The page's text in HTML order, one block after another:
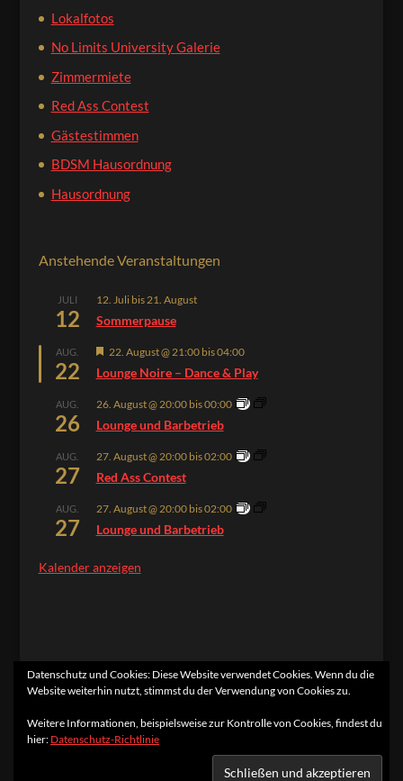
Lokalfotos
No Limits University Galerie
Zimmermiete
Red Ass Contest
Gästestimmen
BDSM Hausordnung
Hausordnung
Anstehende Veranstaltungen
JULI
12
12. Julibis21. August
Sommerpause
AUG.
22
Hervorgehoben
22. August @ 21:00bis04:00
Lounge Noire – Dance & Play
AUG.
26
26. August @ 20:00bis00:00
Lounge und Barbetrieb
AUG.
27
27. August @ 20:00bis02:00
Red Ass Contest
AUG.
27
27. August @ 20:00bis02:00
Lounge und Barbetrieb
Kalender anzeigen
Datenschutz und Cookies: Diese Website verwendet Cookies. Wenn du die
Website weiterhin nutzt, stimmst du der Verwendung von Cookies zu.
Weitere Informationen, beispielsweise zur Kontrolle von Cookies, findest du
hier: Datenschutz-Richtlinie